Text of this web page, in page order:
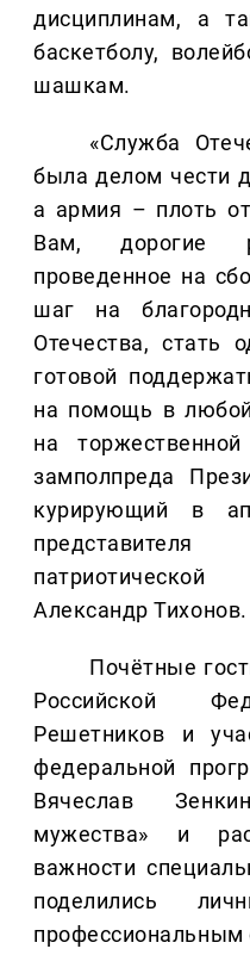
дисциплинам, а
баскетболу,
шашкам.
«Служба
была делом чести
а армия – плоть
Вам, дорогие
проведенное на
шаг на
Отечества, стать
готовой
на помощь в
на
замполпреда
курирующий в
Александр Тихонов.
Почётные
Российской
Решетников и
федеральной
Вячеслав
мужества» и
важности
поделились